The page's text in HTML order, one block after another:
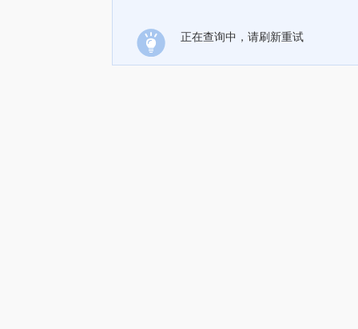
正在查询中，请刷新重试